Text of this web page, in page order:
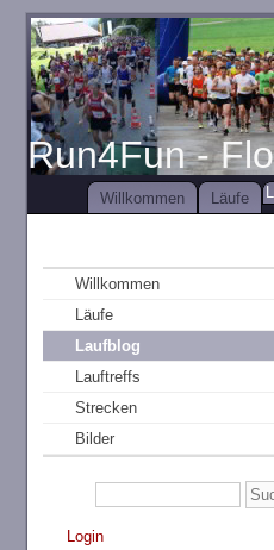
Run4Fun -
Willkommen Läufe
Willkommen
Läufe
Laufblog
Lauftreffs
Strecken
Bilder
Login